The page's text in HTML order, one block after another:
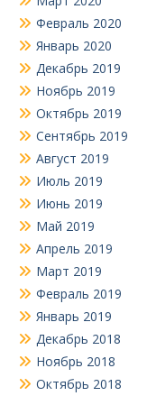
Февраль 2020
Январь 2020
Декабрь 2019
Ноябрь 2019
Октябрь 2019
Сентябрь 2019
Август 2019
Июль 2019
Июнь 2019
Май 2019
Апрель 2019
Март 2019
Февраль 2019
Январь 2019
Декабрь 2018
Ноябрь 2018
Октябрь 2018